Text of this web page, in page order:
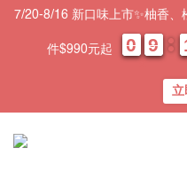
7/20-8/16 新口味上市✨柚香
件$990元起 0
0
0
0 9
9
9
9
立